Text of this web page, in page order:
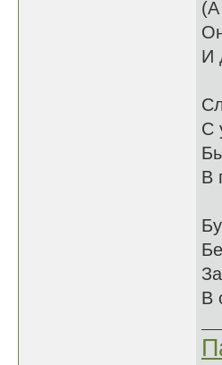
И
С
В
В